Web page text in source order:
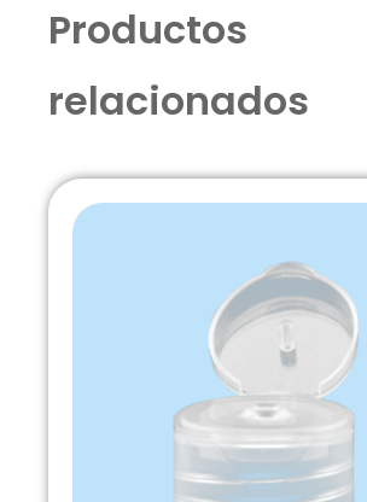
de
seguridad
Productos
relacionados